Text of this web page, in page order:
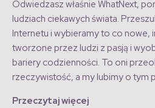
Odwiedzasz właśnie WhatNext,
ludziach ciekawych świata.
Internetu i wybieramy to co nowe,
tworzone przez ludzi z pasją i
bariery codzienności. To oni
rzeczywistość, a my lubimy o tym
Przeczytaj więcej